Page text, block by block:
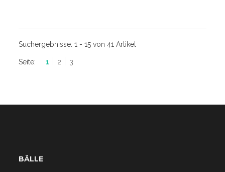
Suchergebnisse:1 - 15 von 41 Artikel
Seite: 1 2 3
BÄLLE